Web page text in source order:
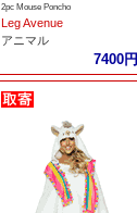
2pc Mouse Poncho
Leg Avenue
アニマル
7400円